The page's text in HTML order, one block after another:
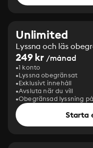
Unlimited
Lyssna och läs
249 kr /månad
1 konto
Lyssna obegränsat
Exklusivt innehåll
Avsluta när du vill
Obegränsad lyssning
Starta